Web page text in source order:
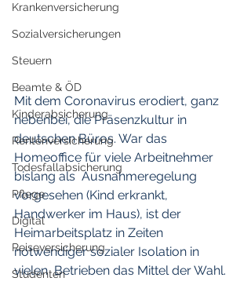
Krankenversicherung
Sozialversicherungen
Steuern
Beamte & ÖD
Kinderabsicherung
Rentenversicherung
Todesfallabsicherung
Pflege
Digital
Reiseversicherung
Studenten
Mit dem Coronavirus erodiert, ganz
nebenbei, die Präsenzkultur in
deutschen Büros. War das
Homeoffice für viele Arbeitnehmer
bislang als  Ausnahmeregelung
vorgesehen (Kind erkrankt,
Handwerker im Haus), ist der
Heimarbeitsplatz in Zeiten
notwendiger sozialer Isolation in
vielen  Betrieben das Mittel der Wahl.